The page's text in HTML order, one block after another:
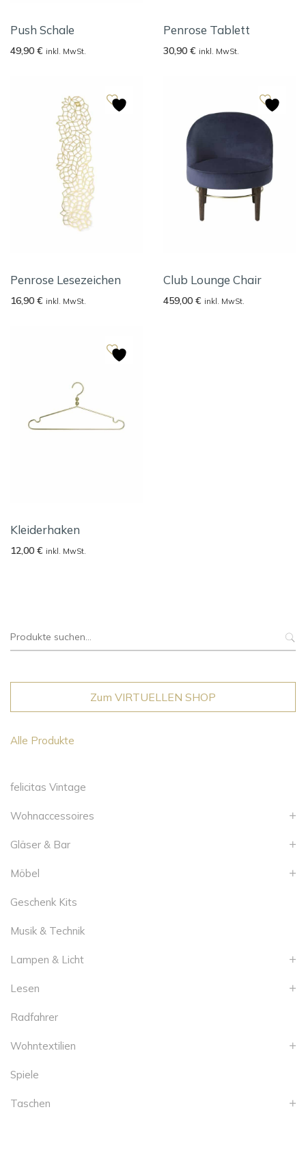
Push Schale
49,90 € inkl. MwSt.
Penrose Tablett
30,90 € inkl. MwSt.
Penrose Lesezeichen
16,90 € inkl. MwSt.
Club Lounge Chair
459,00 € inkl. MwSt.
Kleiderhaken
12,00 € inkl. MwSt.
Suche
Zum VIRTUELLEN SHOP
Alle Produkte
felicitas Vintage
Wohnaccessoires
Gläser & Bar
Möbel
Geschenk Kits
Musik & Technik
Lampen & Licht
Lesen
Radfahrer
Wohntextilien
Spiele
Taschen